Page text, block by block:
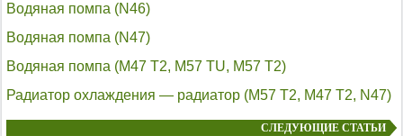
Водяная помпа (N46)
Водяная помпа (N47)
Водяная помпа (М47 Т2, М57 TU, M57 Т2)
Радиатор охлаждения — радиатор (М57 Т2, М47 Т2, N47)
СЛЕДУЮЩИЕ СТАТЬИ